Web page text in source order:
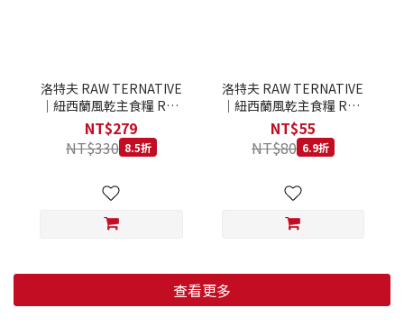
洛特夫 RAW TERNATIVE
｜紐西蘭風乾主食糧 RT3
羊肉 142g｜風乾主食糧 羊
肉 全齡犬 狗飼料
NT$279
NT$330 8.5折
洛特夫 RAW TERNATIVE
｜紐西蘭風乾主食糧 RT1
牛肉 25g｜風乾主食糧 牛
肉 全齡犬 狗飼料
NT$55
NT$80 6.9折
查看更多